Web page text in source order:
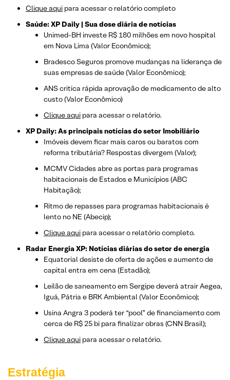
Clique aqui para acessar o relatório completo
Saúde: XP Daily | Sua dose diária de notícias
Unimed-BH investe R$ 180 milhões em novo hospital
em Nova Lima (Valor Econômico);
Bradesco Seguros promove mudanças na liderança de
suas empresas de saúde (Valor Econômico);
ANS critica rápida aprovação de medicamento de alto
custo (Valor Econômico)
Clique aqui para acessar o relatório.
XP Daily: As principais notícias do setor Imobiliário
Imóveis devem ficar mais caros ou baratos com
reforma tributária? Respostas divergem (Valor);
MCMV Cidades abre as portas para programas
habitacionais de Estados e Municípios (ABC
Habitação);
Ritmo de repasses para programas habitacionais é
lento no NE (Abecip);
Clique aqui para acessar o relatório completo.
Radar Energia XP: Notícias diárias do setor de energia
Equatorial desiste de oferta de ações e aumento de
capital entra em cena (Estadão);
Leilão de saneamento em Sergipe deverá atrair Aegea,
Iguá, Pátria e BRK Ambiental (Valor Econômico);
Usina Angra 3 poderá ter “pool” de financiamento com
cerca de R$ 25 bi para finalizar obras (CNN Brasil);
Clique aqui para acessar o relatório.
Estratégia